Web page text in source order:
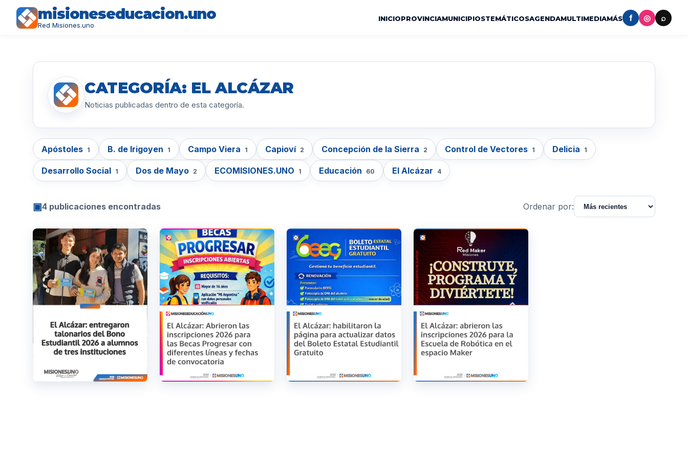
misioneseducacion.uno
Red Misiones.uno
INICIOPROVINCIAMUNICIPIOSTEMÁTICOSAGENDAMULTIMEDIAMÁS f ◎ ⌕
CATEGORÍA: EL ALCÁZAR
Noticias publicadas dentro de esta categoría.
Apóstoles 1 B. de Irigoyen 1 Campo Viera 1 Capioví 2 Concepción de la Sierra 2 Control de Vectores 1 Delicia 1
Desarrollo Social 1 Dos de Mayo 2 ECOMISIONES.UNO 1 Educación 60 El Alcázar 4
▣4 publicaciones encontradas Ordenar por: